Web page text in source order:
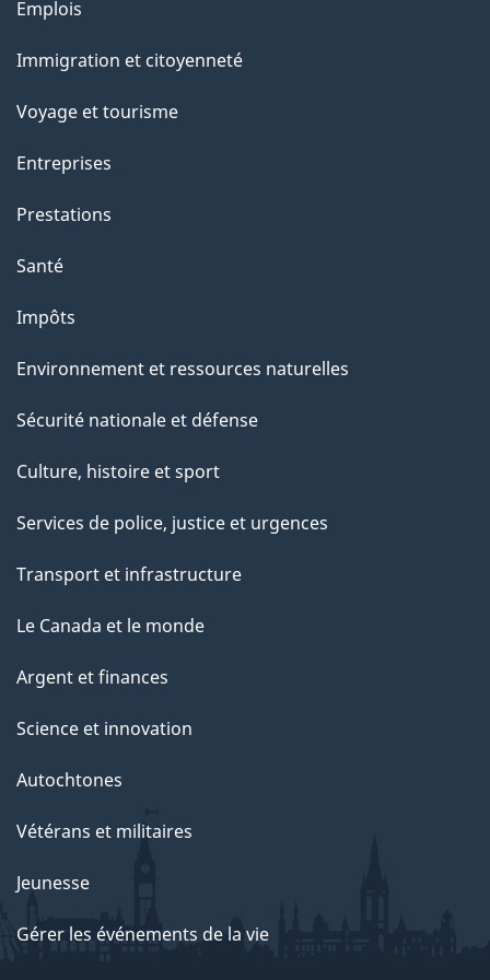
g
e
a
c
i
o
s
u
c
e
t
e
a
g
Thèmes
sujets
Emplois
Immigration et citoyenneté
Voyage et tourisme
Entreprises
Prestations
Santé
Impôts
Environnement et ressources naturelles
Sécurité nationale et défense
Culture, histoire et sport
Services de police, justice et urgences
Transport et infrastructure
Le Canada et le monde
Argent et finances
Science et innovation
Autochtones
Vétérans et militaires
Jeunesse
Gérer les événements de la vie